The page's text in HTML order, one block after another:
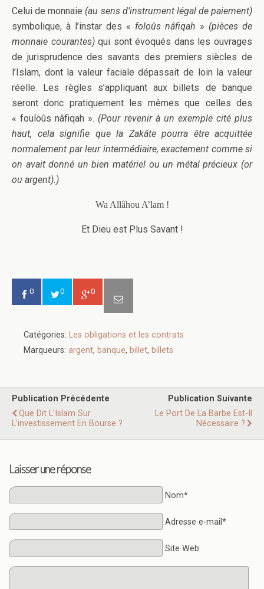
Celui de monnaie (au sens d’instrument légal de paiement)
symbolique, à l’instar des « foloûs nâfiqah » (pièces de
monnaie courantes)qui sont évoqués dans les ouvrages
de jurisprudence des savants des premiers siècles de
l’Islam, dont la valeur faciale dépassait de loin la valeur
réelle. Les règles s’appliquant aux billets de banque
seront donc pratiquement les mêmes que celles des
« fouloûs nâfiqah ». (Pour revenir à un exemple cité plus
haut, cela signifie que la Zakâte pourra être acquittée
normalement par leur intermédiaire, exactement comme si
on avait donné un bien matériel ou un métal précieux (or
ou argent).)
Wa Allâhou A’lam !
Et Dieu est Plus Savant !
0 0 0
Catégories: Les obligations et les contrats
Marqueurs: argent, banque, billet, billets
Publication Précédente
Que Dit L'Islam Sur
L'investissement En Bourse ?
Publication Suivante
Le Port De La Barbe Est-Il
Nécessaire ?
Laisser une réponse
Nom*
Adresse e-mail*
Site Web